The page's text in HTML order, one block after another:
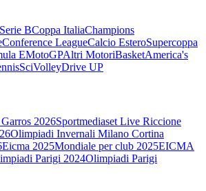
Serie BCoppa ItaliaChampions
Conference LeagueCalcio EsteroSupercoppa
EMotoGPAltri MotoriBasketAmerica's
SciVolleyDrive UP
2026Sportmediaset Live Riccione
Olimpiadi Invernali Milano Cortina
Eicma 2025Mondiale per club 2025EICMA
Parigi 2024Olimpiadi Parigi